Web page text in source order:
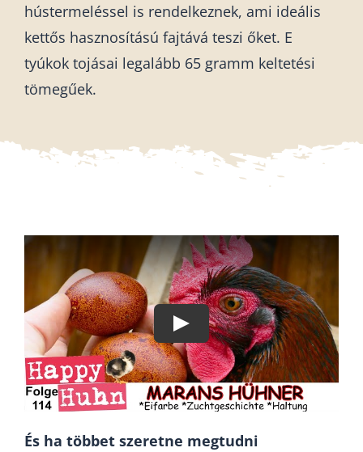
hústermeléssel is rendelkeznek, ami ideális
kettős hasznosítású fajtává teszi őket. E
tyúkok tojásai legalább 65 gramm keltetési
tömegűek.
És ha többet szeretne megtudni